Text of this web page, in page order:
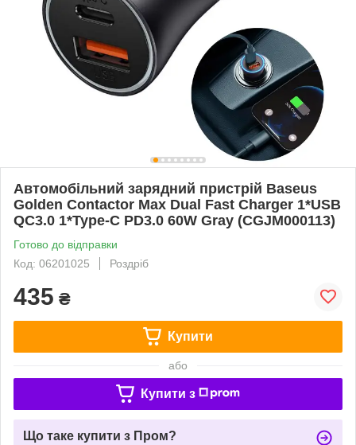
Автомобільний зарядний пристрій Baseus
Golden Contactor Max Dual Fast Charger 1*USB
QC3.0 1*Type-C PD3.0 60W Gray (CGJM000113)
Готово до відправки
Код: 06201025
Роздріб
435 ₴
Купити
або
Купити з
Що таке купити з Пром?